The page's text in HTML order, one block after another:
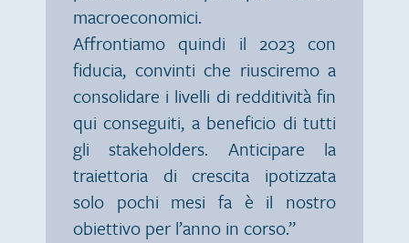
macroeconomici.
Affrontiamo quindi il 2023 con
fiducia, convinti che riusciremo a
consolidare i livelli di redditività fin
qui conseguiti, a beneficio di tutti
gli stakeholders. Anticipare la
traiettoria di crescita ipotizzata
solo pochi mesi fa è il nostro
obiettivo per l’anno in corso.”